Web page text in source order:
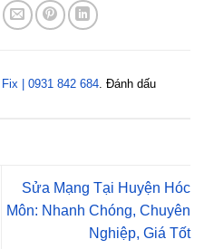
| 0931 842 684 . Đánh dấu
Sửa Mạng Tại Huyện Hóc
Môn: Nhanh Chóng, Chuyên
Nghiệp, Giá Tốt